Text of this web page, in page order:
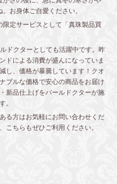
お身体ご自愛ください。
定サービスとして「真珠製品買
ドクターとしても活躍中です。昨
ドによる消費が盛んになっていま
し、価格が暴騰しています！クオ
ブルな価格で安心の商品をお届け
新品仕上げをパールドクターが施
。
る方はお気軽にお問い合わせくだ
こちらもぜひご利用ください。